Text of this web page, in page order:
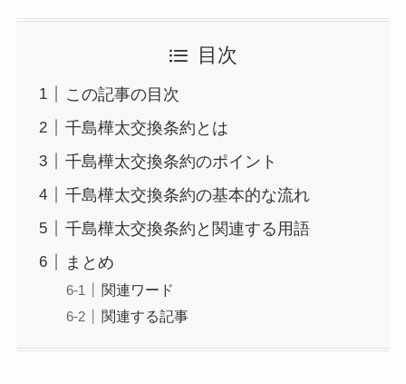
目次
この記事の目次
千島樺太交換条約とは
千島樺太交換条約のポイント
千島樺太交換条約の基本的な流れ
千島樺太交換条約と関連する用語
まとめ
関連ワード
関連する記事